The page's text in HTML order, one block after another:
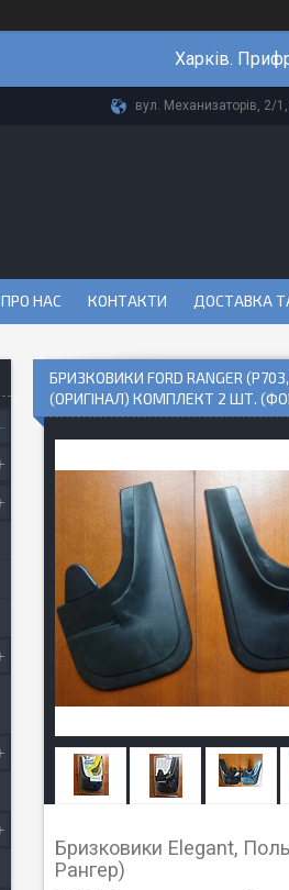
Харків.
вул. Механизаторів, 2/1,
ПРО НАС КОНТАКТИ ДОСТАВКА
БРИЗКОВИКИ FORD RANGER
(ОРИГІНАЛ) КОМПЛЕКТ 2 ШТ.
Бризковики Elegant,
Рангер)